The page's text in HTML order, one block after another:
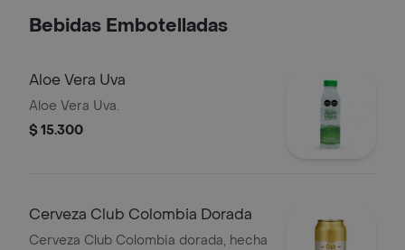
Bebidas Embotelladas
Aloe Vera Uva
Aloe Vera Uva.
$ 15.300
Cerveza Club Colombia Dorada
Cerveza Club Colombia dorada, hecha